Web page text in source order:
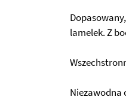
lamelek. Z
Niezawodna